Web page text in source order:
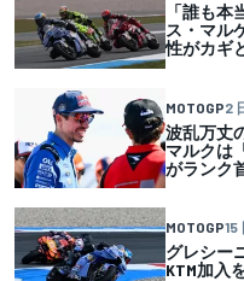
「誰も
ス・マル
性がカギ
MOTOGP2
波乱万丈
マルクは
がランク
MOTOGP15
グレシー
KTM加入